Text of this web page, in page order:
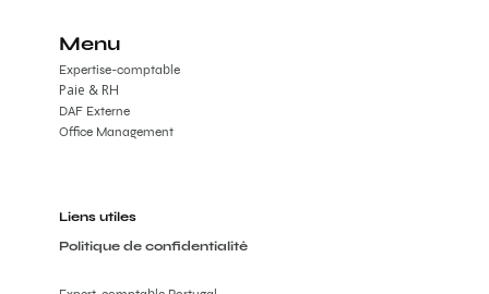
Menu
Expertise-comptable
DAF Externe
Office Management
Paie & RH
Liens utiles
Politique de confidentialité